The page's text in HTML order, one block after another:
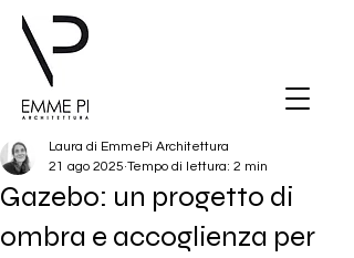
Gazebo: un progetto di
ombra e accoglienza per
Laura di EmmePi Architettura
21 ago 2025 Tempo di lettura: 2 min